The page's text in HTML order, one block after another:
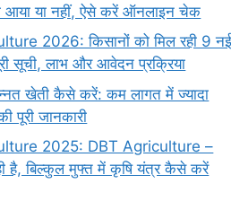
आया या नहीं, ऐसे करें ऑनलाइन चेक
2026: किसानों को मिल रही 9 नई
सूची, लाभ और आवेदन प्रक्रिया
खेती कैसे करें: कम लागत में ज्यादा
पूरी जानकारी
2025: DBT Agriculture –
है, बिल्कुल मुफ्त में कृषि यंत्र कैसे करें